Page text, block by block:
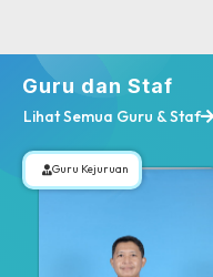
Guru dan Staf
Lihat Semua Guru & Staf
Guru Kejuruan